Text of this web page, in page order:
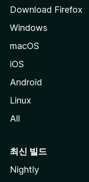
Download Firefox
Windows
macOS
iOS
Android
Linux
All
최신 빌드
Nightly